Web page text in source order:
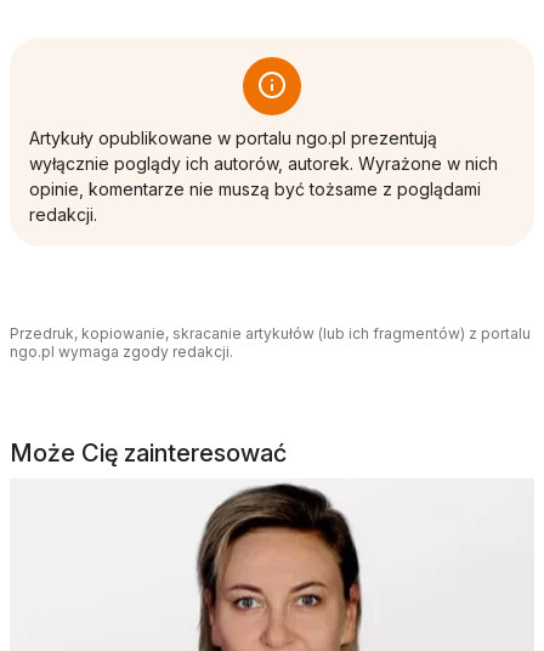
Artykuły opublikowane w portalu ngo.pl prezentują
wyłącznie poglądy ich autorów, autorek. Wyrażone w nich
opinie, komentarze nie muszą być tożsame z poglądami
redakcji.
Przedruk, kopiowanie, skracanie artykułów (lub ich fragmentów) z portalu
ngo.pl wymaga zgody redakcji.
Może Cię zainteresować